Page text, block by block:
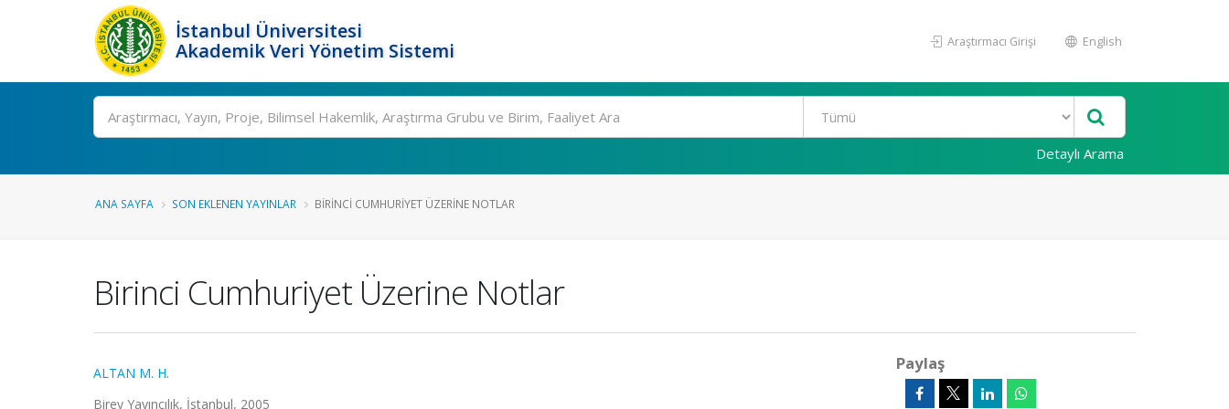
İstanbul Üniversitesi
Akademik Veri Yönetim Sistemi
Araştırmacı Girişi English
Ara
Detaylı Arama
ANA SAYFA SON EKLENEN YAYINLAR BIRINCI CUMHURIYET ÜZERINE NOTLAR
Birinci Cumhuriyet Üzerine Notlar
ALTAN M. H.
Birey Yayıncılık, İstanbul, 2005
Paylaş